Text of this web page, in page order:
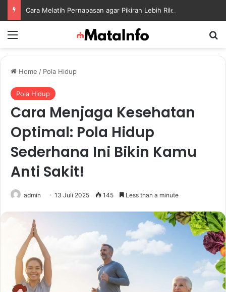
Home / Pola Hidup
Pola Hidup
Cara Menjaga Kesehatan
Optimal: Pola Hidup
Sederhana Ini Bikin Kamu
Anti Sakit!
admin 13 Juli 2025 145 Less than a minute